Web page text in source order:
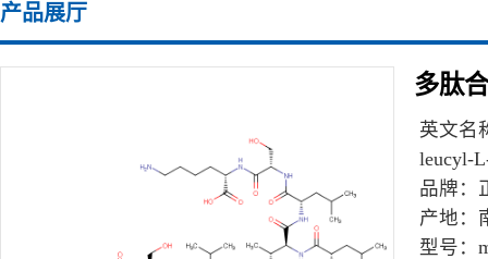
产品展厅
多肽
英文名
leucyl-
品牌：
产地：
型号：